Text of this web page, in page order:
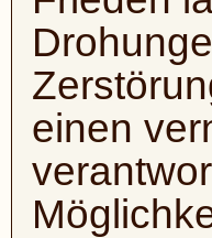
einen